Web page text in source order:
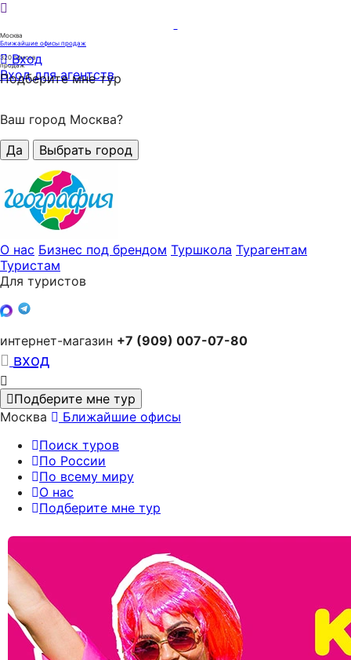
Москва
Ближайшие офисы продаж
320офисов
продаж
Вход
Вход для агентств
Подберите мне тур
Ваш город Москва?
Да
Выбрать город
О нас Бизнес под брендом Туршкола Турагентам
Туристам
Для туристов
интернет-магазин +7 (909) 007-07-80
вход
Подберите мне тур
Москва
Ближайшие офисы
Поиск туров
По России
По всему миру
О нас
Подберите мне тур